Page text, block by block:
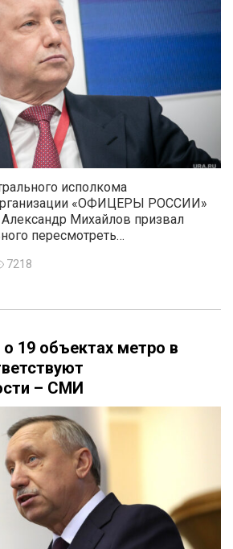
исполкома
«ОФИЦЕРЫ РОССИИ»
Александр Михайлов призвал
пересмотреть…
7218
19 объектах метро в
– СМИ